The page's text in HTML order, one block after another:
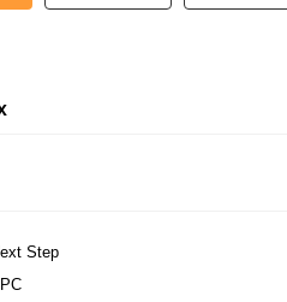
Step